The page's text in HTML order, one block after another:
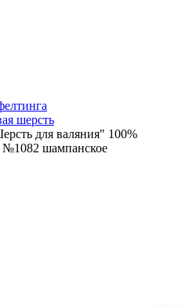
шерсть
для валяния" 100%
№1082 шампанское